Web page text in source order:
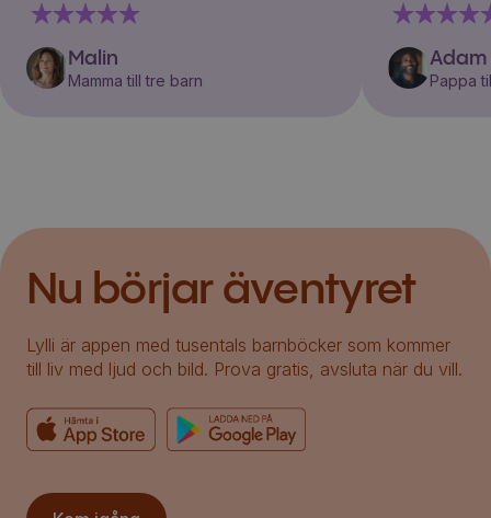
Malin
Mamma till tre barn
Adam
Pappa
Nu börjar äventyret
Lylli är appen med tusentals barnböcker som kommer
till liv med ljud och bild. Prova gratis, avsluta när du vill.